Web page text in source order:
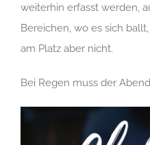
weiterhin erfasst werden,
Bereichen, wo es sich
am Platz aber nicht.
Bei Regen muss der